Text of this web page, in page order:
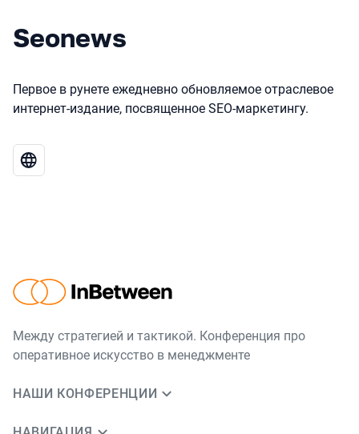
Seonews
Первое в рунете ежедневно обновляемое отраслевое
интернет-издание, посвященное SEO-маркетингу.
Между стратегией и тактикой. Конференция про
оперативное искусство в менеджменте
НАШИ КОНФЕРЕНЦИИ